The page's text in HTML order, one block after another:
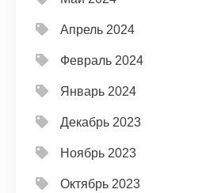
Апрель 2024
Февраль 2024
Январь 2024
Декабрь 2023
Ноябрь 2023
Октябрь 2023